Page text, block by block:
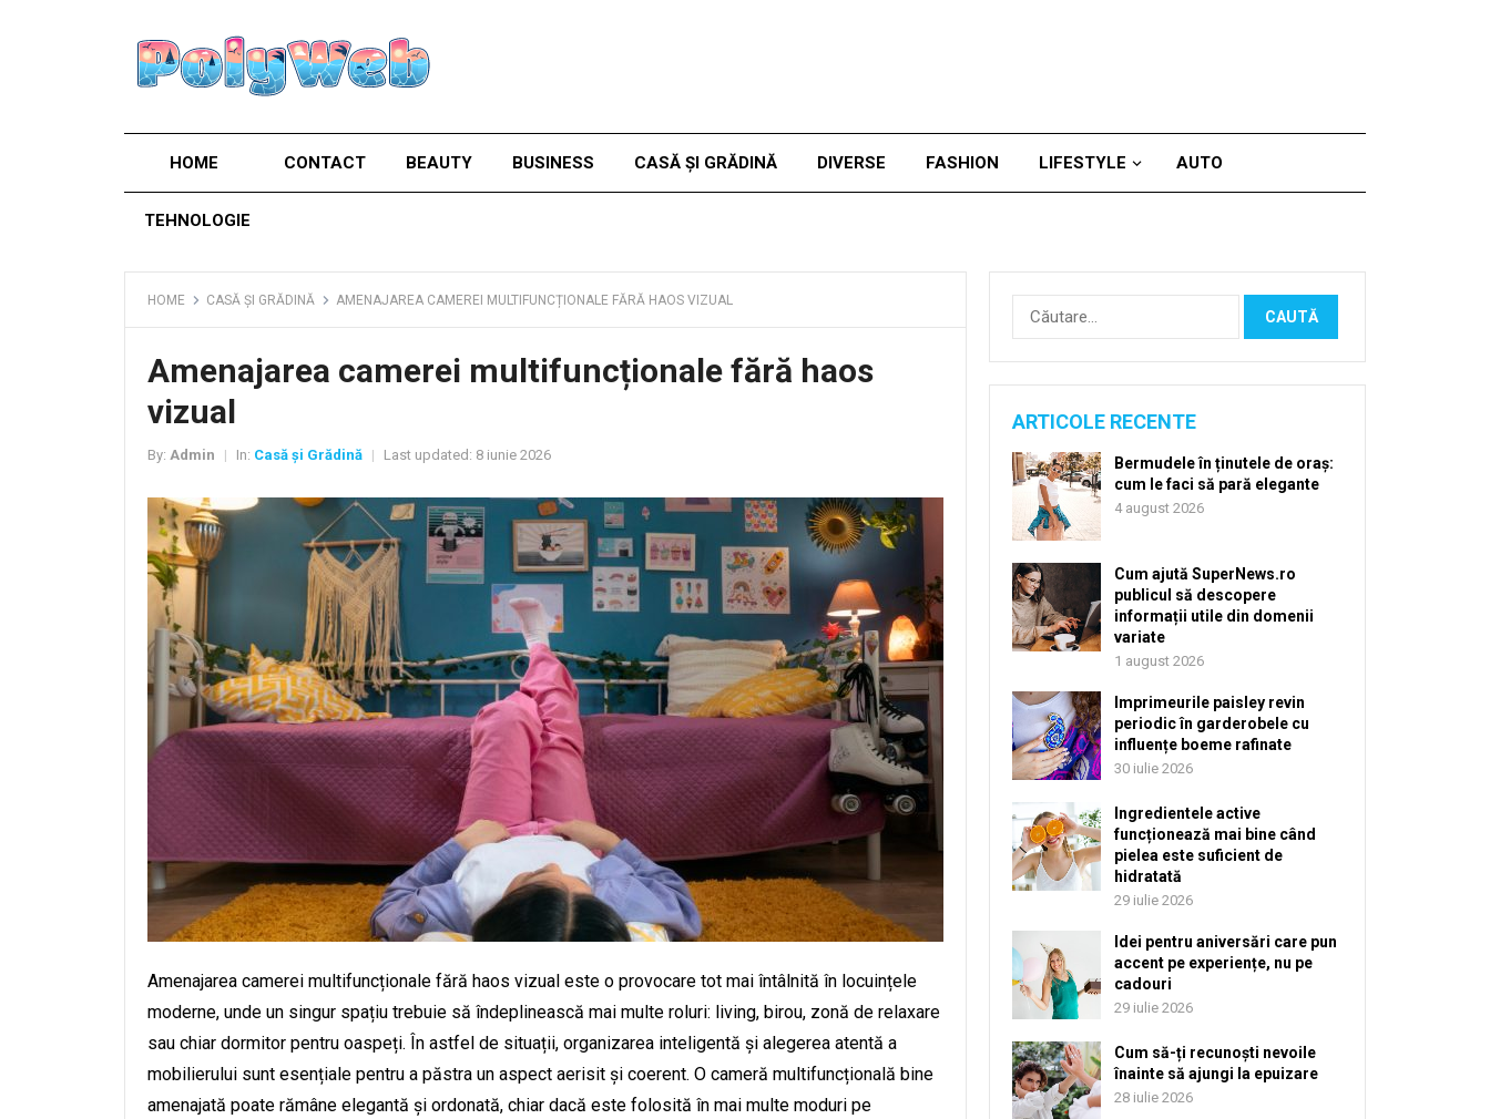
HOME CONTACT BEAUTY BUSINESS CASĂ ȘI GRĂDINĂ DIVERSE FASHION LIFESTYLE AUTO
TEHNOLOGIE
HOME CASĂ ȘI GRĂDINĂ AMENAJAREA CAMEREI MULTIFUNCȚIONALE FĂRĂ HAOS VIZUAL
Amenajarea camerei multifuncționale fără haos
vizual
By: Admin In: Casă și Grădină Last updated: 8 iunie 2026
Amenajarea camerei multifuncționale fără haos vizual este o provocare tot mai întâlnită în locuințele
moderne, unde un singur spațiu trebuie să îndeplinească mai multe roluri: living, birou, zonă de relaxare
sau chiar dormitor pentru oaspeți. În astfel de situații, organizarea inteligentă și alegerea atentă a
mobilierului sunt esențiale pentru a păstra un aspect aerisit și coerent. O cameră multifuncțională bine
amenajată poate rămâne elegantă și ordonată, chiar dacă este folosită în mai multe moduri pe
Caută
după:
ARTICOLE RECENTE
Bermudele în ținutele de oraș:
cum le faci să pară elegante
4 august 2026
Cum ajută SuperNews.ro
publicul să descopere
informații utile din domenii
variate
1 august 2026
Imprimeurile paisley revin
periodic în garderobele cu
influențe boeme rafinate
30 iulie 2026
Ingredientele active
funcționează mai bine când
pielea este suficient de
hidratată
29 iulie 2026
Idei pentru aniversări care pun
accent pe experiențe, nu pe
cadouri
29 iulie 2026
Cum să-ți recunoști nevoile
înainte să ajungi la epuizare
28 iulie 2026